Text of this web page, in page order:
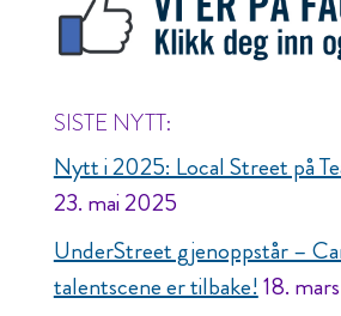
SISTE NYTT:
Nytt i 2025: Local Street på
23. mai 2025
UnderStreet gjenoppstår –
talentscene er tilbake!18.